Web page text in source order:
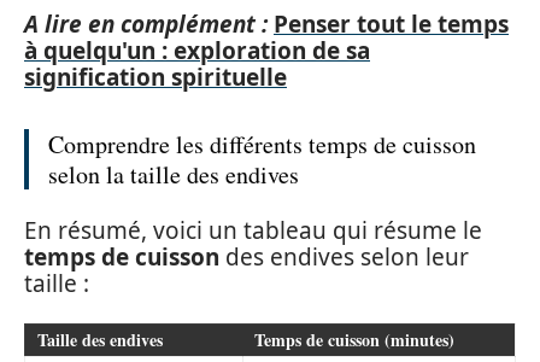
A lire en complément : Penser tout le temps
à quelqu'un : exploration de sa
signification spirituelle
Comprendre les différents temps de cuisson
selon la taille des endives
En résumé, voici un tableau qui résume le
temps de cuisson des endives selon leur
taille :
Taille des endives Temps de cuisson (minutes)